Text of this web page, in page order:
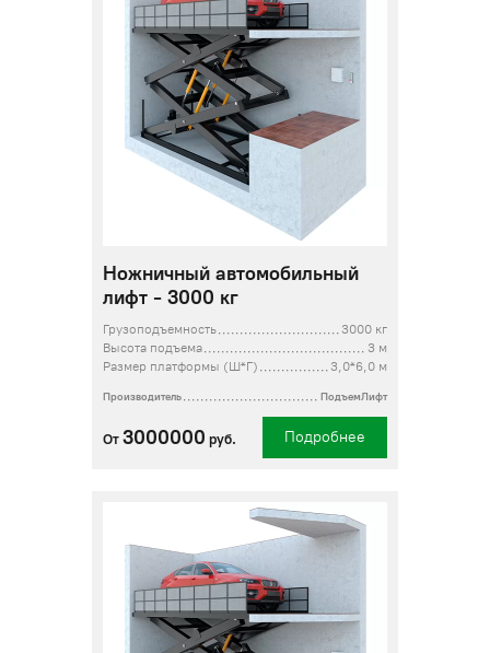
Ножничный автомобильный
лифт - 3000 кг
Грузоподъемность
3000 кг
Высота подъема
3 м
Размер платформы (Ш*Г)
3,0*6,0 м
Производитель ПодъемЛифт
От 3000000 руб. Подробнее